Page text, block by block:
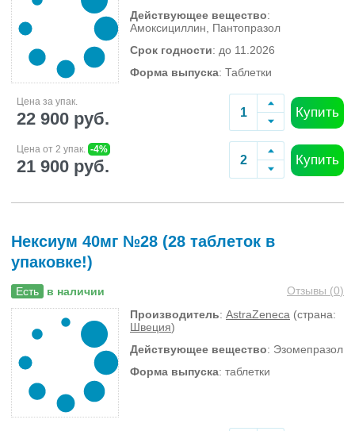
Действующее вещество:
Амоксициллин, Пантопразол
Срок годности: до 11.2026
Форма выпуска: Таблетки
Цена за упак.
22 900 руб. Купить
Цена от 2 упак. -4%
21 900 руб. Купить
Нексиум 40мг №28 (28 таблеток в
упаковке!)
Есть в наличии Отзывы (0)
Производитель: AstraZeneca (страна:
Швеция)
Действующее вещество: Эзомепразол
Форма выпуска: таблетки